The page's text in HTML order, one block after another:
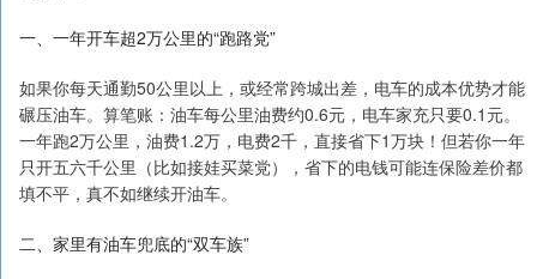
一、一年开车超2万公里的“跑路党”
如果你每天通勤50公里以上，或经常跨城出差，电车的成本优势才能
碾压油车。算笔账：油车每公里油费约0.6元，电车家充只要0.1元。
一年跑2万公里，油费1.2万，电费2千，直接省下1万块！但若你一年
只开五六千公里（比如接娃买菜党），省下的电钱可能连保险差价都
填不平，真不如继续开油车。
二、家里有油车兜底的“双车族”